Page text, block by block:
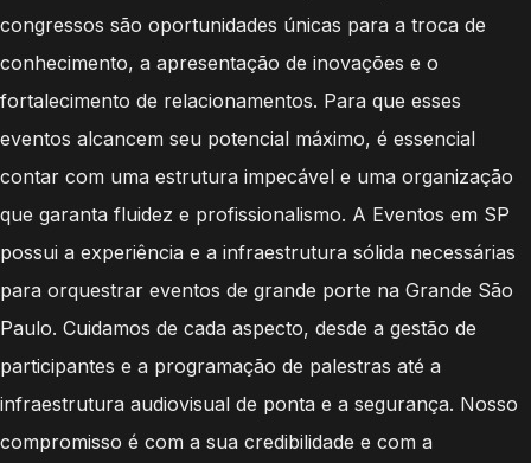
congressos são oportunidades únicas para a troca de
conhecimento, a apresentação de inovações e o
fortalecimento de relacionamentos. Para que esses
eventos alcancem seu potencial máximo, é essencial
contar com uma estrutura impecável e uma organização
que garanta fluidez e profissionalismo. A Eventos em SP
possui a experiência e a infraestrutura sólida necessárias
para orquestrar eventos de grande porte na Grande São
Paulo. Cuidamos de cada aspecto, desde a gestão de
participantes e a programação de palestras até a
infraestrutura audiovisual de ponta e a segurança. Nosso
compromisso é com a sua credibilidade e com a